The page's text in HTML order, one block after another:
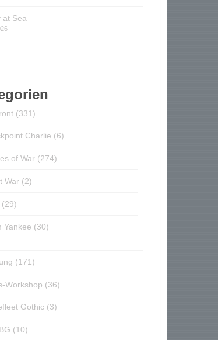
at Sea
(331)
Charlie (6)
of War (274)
War (2)
(29)
Yankee (30)
(171)
Workshop (36)
Gothic (3)
(10)